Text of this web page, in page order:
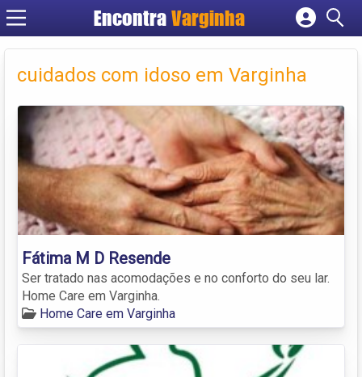
EncontraVarginha
Cadastrar empresa
Criar conta
cuidados com idoso em Varginha
Fátima M D Resende
Ser tratado nas acomodações e no conforto do seu lar.
Home Care em Varginha.
Home Care em Varginha